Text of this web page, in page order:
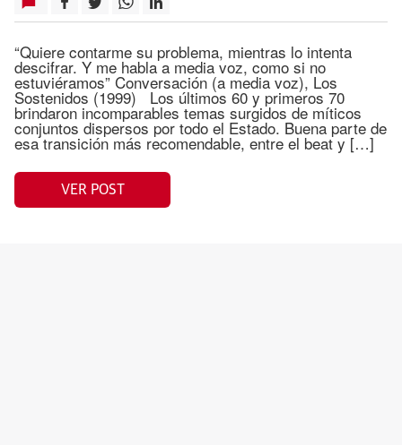
“Quiere contarme su problema, mientras lo intenta
descifrar. Y me habla a media voz, como si no
estuviéramos” Conversación (a media voz), Los
Sostenidos (1999) Los últimos 60 y primeros 70
brindaron incomparables temas surgidos de míticos
conjuntos dispersos por todo el Estado. Buena parte de
esa transición más recomendable, entre el beat y […]
VER POST